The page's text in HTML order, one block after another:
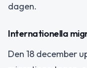
dagen.
Internationella
Den 18 december